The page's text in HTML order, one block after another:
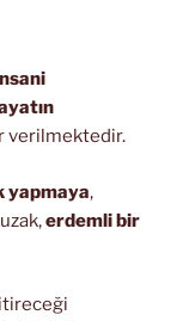
verilmektedir.
yapmaya,
erdemli bir